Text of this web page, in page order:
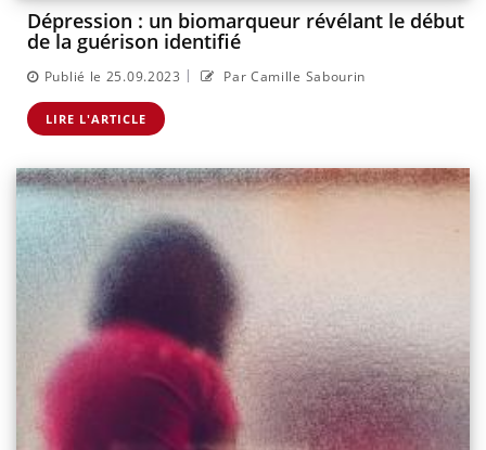
Dépression : un biomarqueur révélant le début
de la guérison identifié
Publié le 25.09.2023 | Par Camille Sabourin
LIRE L'ARTICLE